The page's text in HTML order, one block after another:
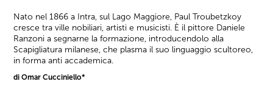
Nato nel 1866 a Intra, sul Lago Maggiore, Paul Troubetzkoy
cresce tra ville nobiliari, artisti e musicisti. È il pittore Daniele
Ranzoni a segnarne la formazione, introducendolo alla
Scapigliatura milanese, che plasma il suo linguaggio scultoreo,
in forma anti accademica.
di Omar Cucciniello*